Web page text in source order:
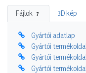
Fájlok 7 3D kép
Gyártói adatlap
Gyártói termékoldal
Gyártói
Gyártói termékoldal